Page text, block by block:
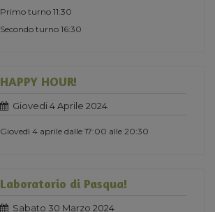
Primo turno 11:30
Secondo turno 16:30
HAPPY HOUR!
Giovedi 4 Aprile 2024
Giovedì 4 aprile dalle 17:00 alle 20:30
Laboratorio di Pasqua!
Sabato 30 Marzo 2024